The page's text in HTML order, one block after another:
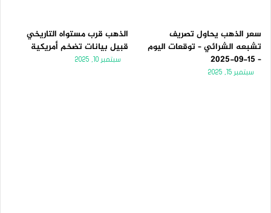
سعر الذهب يحاول تصريف
تشبعه الشرائي – توقعات اليوم
– 15-09-2025
سبتمبر 15, 2025
الذهب قرب مستواه التاريخي
قبيل بيانات تضخم أمريكية
سبتمبر 10, 2025